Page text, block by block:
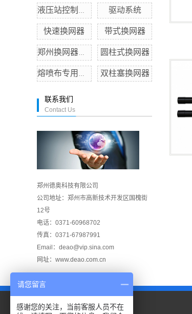
液压站控制系统 驱动系统
快速换网器 带式换网器
郑州换网器厂家 圆柱式换网器
熔喷布专用换网器 双柱塞换网器
联系我们
Contact Us
郑州德奥科技有限公司
公司地址：郑州市高新技术开发区国槐街
12号
电话：0371-60968702
传真：0371-67987991
Email：deao@vip.sina.com
网址：www.deao.com.cn
请您留言
感谢您的关注，当前客服人员不在